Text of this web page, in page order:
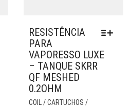
PRODUTO
RESISTÊNCIA
PARA
VAPORESSO LUXE
– TANQUE SKRR
QF MESHED
0.2OHM
COIL / CARTUCHOS /